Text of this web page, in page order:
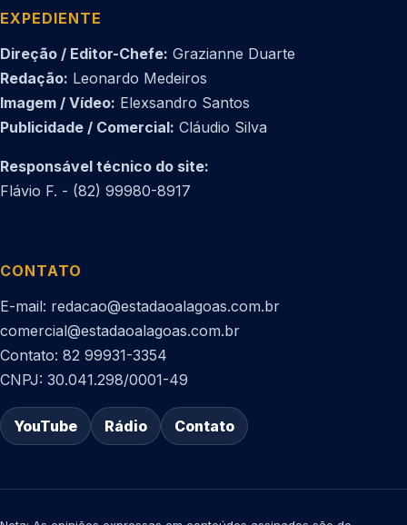
EXPEDIENTE
Direção / Editor-Chefe: Grazianne Duarte
Redação: Leonardo Medeiros
Imagem / Vídeo: Elexsandro Santos
Publicidade / Comercial: Cláudio Silva
Responsável técnico do site:
Flávio F. - (82) 99980-8917
CONTATO
E-mail: redacao@estadaoalagoas.com.br
comercial@estadaoalagoas.com.br
Contato: 82 99931-3354
CNPJ: 30.041.298/0001-49
YouTube Rádio Contato